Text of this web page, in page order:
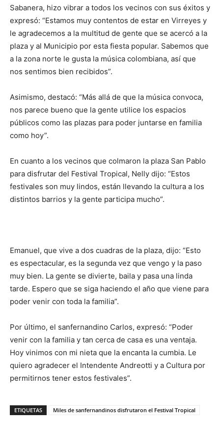
Sabanera, hizo vibrar a todos los vecinos con sus éxitos y
expresó: “Estamos muy contentos de estar en Virreyes y
le agradecemos a la multitud de gente que se acercó a la
plaza y al Municipio por esta fiesta popular. Sabemos que
a la zona norte le gusta la música colombiana, así que
nos sentimos bien recibidos”.
Asimismo, destacó: “Más allá de que la música convoca,
nos parece bueno que la gente utilice los espacios
públicos como las plazas para poder juntarse en familia
como hoy”.
En cuanto a los vecinos que colmaron la plaza San Pablo
para disfrutar del Festival Tropical, Nelly dijo: “Estos
festivales son muy lindos, están llevando la cultura a los
distintos barrios y la gente participa mucho”.
Emanuel, que vive a dos cuadras de la plaza, dijo: “Esto
es espectacular, es la segunda vez que vengo y la paso
muy bien. La gente se divierte, baila y pasa una linda
tarde. Espero que se siga haciendo el año que viene para
poder venir con toda la familia”.
Por último, el sanfernandino Carlos, expresó: “Poder
venir con la familia y tan cerca de casa es una ventaja.
Hoy vinimos con mi nieta que la encanta la cumbia. Le
quiero agradecer el Intendente Andreotti y a Cultura por
permitirnos tener estos festivales”.
ETIQUETAS Miles de sanfernandinos disfrutaron el Festival Tropical